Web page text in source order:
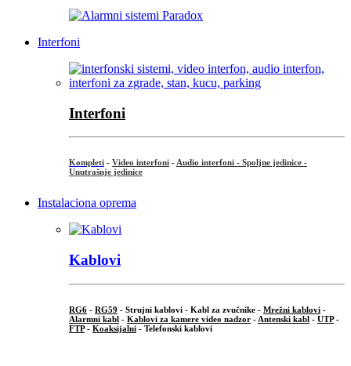
Interfoni
Interfoni
Kompleti - Video interfoni - Audio interfoni - Spoljne jedinice -
Unutrašnje jedinice
Instalaciona oprema
Kablovi
RG6 - RG59 - Strujni kablovi - Kabl za zvučnike - Mrežni kablovi -
Alarmni kabl - Kablovi za kamere video nadzor - Antenski kabl - UTP-
FTP- Koaksijalni - Telefonski kablovi